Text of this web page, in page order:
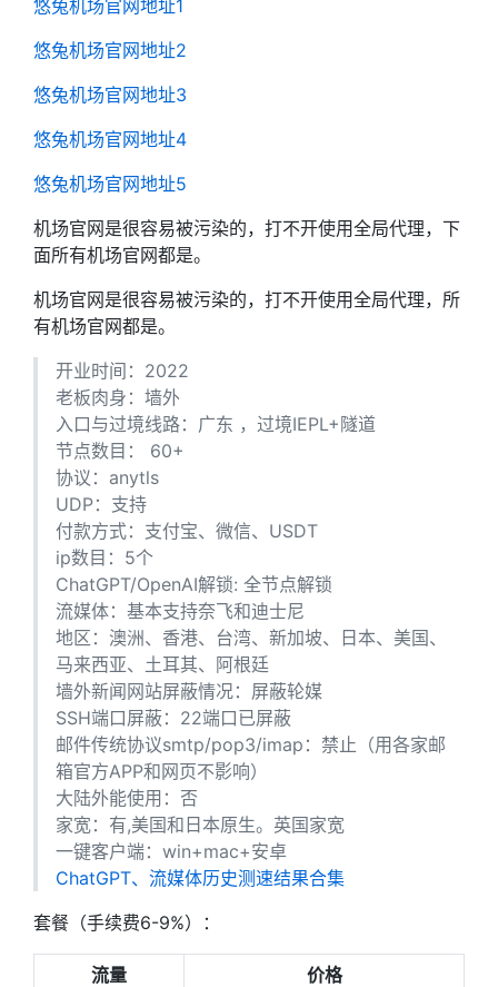
悠兔机场官网地址1
悠兔机场官网地址2
悠兔机场官网地址3
悠兔机场官网地址4
悠兔机场官网地址5
机场官网是很容易被污染的，打不开使用全局代理，下
面所有机场官网都是。
机场官网是很容易被污染的，打不开使用全局代理，所
有机场官网都是。
开业时间：2022
老板肉身：墙外
入口与过境线路：广东 ，过境IEPL+隧道
节点数目： 60+
协议：anytls
UDP：支持
付款方式：支付宝、微信、USDT
ip数目：5个
ChatGPT/OpenAI解锁: 全节点解锁
流媒体：基本支持奈飞和迪士尼
地区：澳洲、香港、台湾、新加坡、日本、美国、
马来西亚、土耳其、阿根廷
墙外新闻网站屏蔽情况：屏蔽轮媒
SSH端口屏蔽：22端口已屏蔽
邮件传统协议smtp/pop3/imap：禁止（用各家邮
箱官方APP和网页不影响）
大陆外能使用：否
家宽：有,美国和日本原生。英国家宽
一键客户端：win+mac+安卓
ChatGPT、流媒体历史测速结果合集
套餐（手续费6-9%）：
流量 价格